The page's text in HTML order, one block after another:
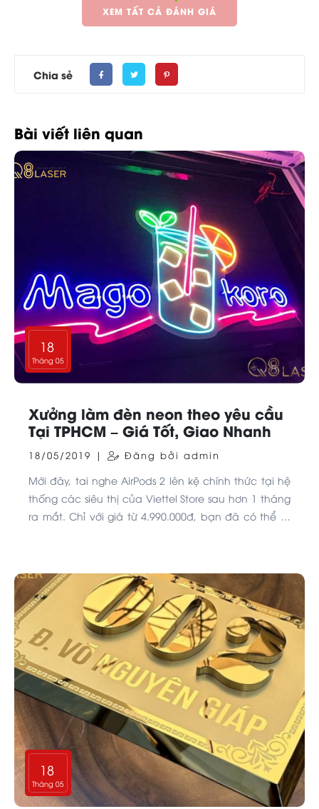
XEM TẤT CẢ ĐÁNH GIÁ
Chia sẻ
Bài viết liên quan
18
Tháng 05
Xưởng làm đèn neon theo yêu cầu
Tại TPHCM – Giá Tốt, Giao Nhanh
18/05/2019 | Đăng bởi admin
Mới đây, tai nghe AirPods 2 lên kệ chính thức tại hệ
thống các siêu thị của Viettel Store sau hơn 1 tháng
ra mắt. Chỉ với giá từ 4.990.000đ, bạn đã có thể sở
18
Tháng 05